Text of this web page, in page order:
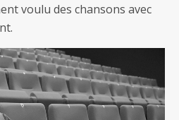
voulu des chansons avec